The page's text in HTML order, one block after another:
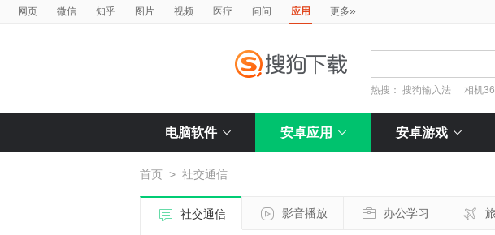
网页 微信 知乎 图片 视频 医疗 问问 应用 更多»
热搜： 搜狗输入法 相机
电脑软件 安卓应用 安卓游戏
首页 > 社交通信
社交通信 影音播放 办公学习